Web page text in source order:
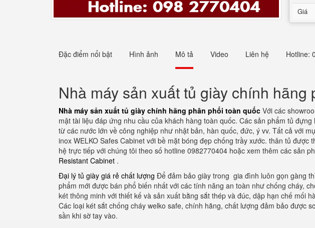
Giá
Đặc điểm nổi bật Hình ảnh Mô tả Video Liên hệ Hotline:
Nhà máy sản xuất tủ giày chính
Nhà máy sản xuất tủ giày chính hãng phân phối toàn quốc Với các
mật tài liệu đáp ứng nhu cầu của khách hàng toàn quốc. Các sản phẩm tủ
từ các nước lớn về công nghiệp như nhật bản, hàn quốc, đức, ý vv. Tất cả với
inox WELKO Safes Cabinet với bề mặt bóng đẹp chống trầy xước. thân tủ
hệ trực tiếp với chúng tôi theo số hotline 0982770404 hoặc xem thêm các sản
Resistant Cabinet .
Đại lý tủ giày giá rẻ chất lượng Để đảm bảo giày trong gia đình luôn gọn gàng
phẩm mới được bán phổ biến nhất với các tính năng an toàn như chống cháy,
két thông minh với thiết kế và sản xuất bằng sắt thép và đúc, dập hạn chế mối
Các loại két sắt chống cháy welko safe, chính hãng, chất lượng đảm bảo được
sần khi sờ tay vào.